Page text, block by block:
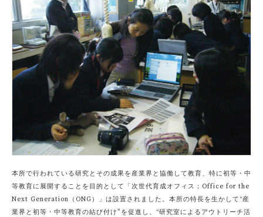
本所で行われている研究とその成果を産業界と協働して教育、特に初等・中
等教育に展開することを目的として「次世代育成オフィス；Office for the
Next Generation（ONG）」は設置されました。本所の特長を生かして“産
業界と初等・中等教育の結び付け”を促進し、“研究室によるアウトリーチ活